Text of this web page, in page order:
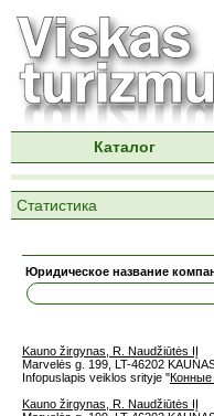
Каталог
Статистика
Юридическое название
Kauno žirgynas, R. Naudžiūtės IĮ
Marvelės g. 199, LT-46202
Infopuslapis veiklos srityje "Конные
Kauno žirgynas, R. Naudžiūtės IĮ